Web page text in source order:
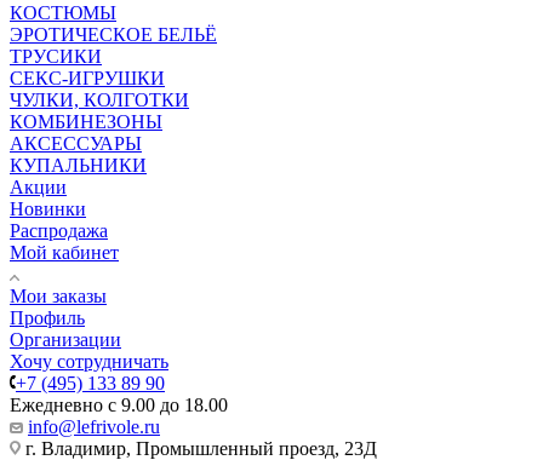
КОСТЮМЫ
ЭРОТИЧЕСКОЕ БЕЛЬЁ
ТРУСИКИ
СЕКС-ИГРУШКИ
ЧУЛКИ, КОЛГОТКИ
КОМБИНЕЗОНЫ
АКСЕССУАРЫ
КУПАЛЬНИКИ
Акции
Новинки
Распродажа
Мой кабинет
Мои заказы
Профиль
Организации
Хочу сотрудничать
+7 (495) 133 89 90
Ежедневно с 9.00 до 18.00
info@lefrivole.ru
г. Владимир, Промышленный проезд, 23Д